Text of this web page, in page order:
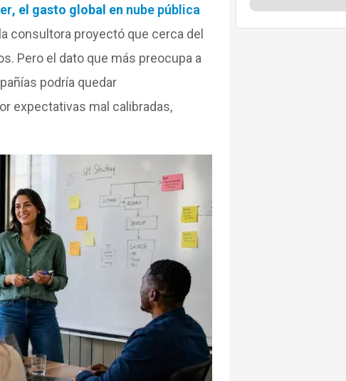
, el gasto global en nube pública
consultora proyectó que cerca del
Pero el dato que más preocupa a
podría quedar
expectativas mal calibradas,